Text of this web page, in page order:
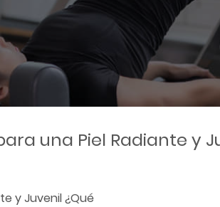
una Piel Radiante y
y Juvenil ¿Qué